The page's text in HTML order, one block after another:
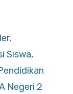
,
Siswa,
Negeri 2